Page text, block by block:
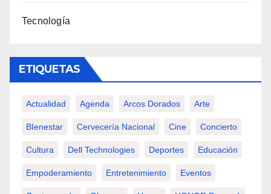
Tecnología
ETIQUETAS
Actualidad Agenda Arcos Dorados Arte
BIenestar Cervecería Nacional Cine Concierto
Cultura Dell Technologies Deportes Educación
Empoderamiento Entretenimiento Eventos